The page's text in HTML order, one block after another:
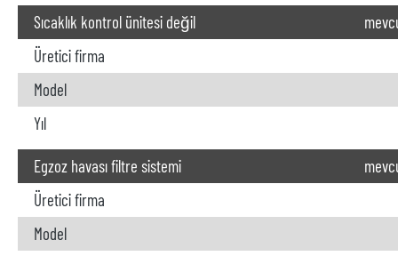
Sıcaklık kontrol ünitesi değil
Üretici firma
Model
Yıl
Egzoz havası filtre sistemi
Üretici firma
Model